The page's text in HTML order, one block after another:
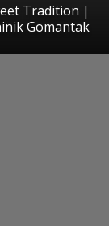
Tradition |
Gomantak